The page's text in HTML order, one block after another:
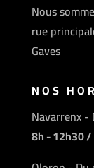
Nous
rue
Gaves
NOS
Navarrenx -
8h - 12h30